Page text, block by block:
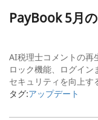
PayBook 5月
AI税理士コメントの再
ロック機能、ログイン
セキュリティを向上す
タグ:アップデート